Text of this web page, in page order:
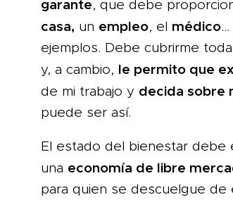
garante, que debe
casa, un empleo, el médico
ejemplos. Debe cubrirme
y, a cambio, le permito que
de mi trabajo y decida sobre
puede ser así.
El estado del bienestar debe
una economía de libre
para quien se descuelgue de